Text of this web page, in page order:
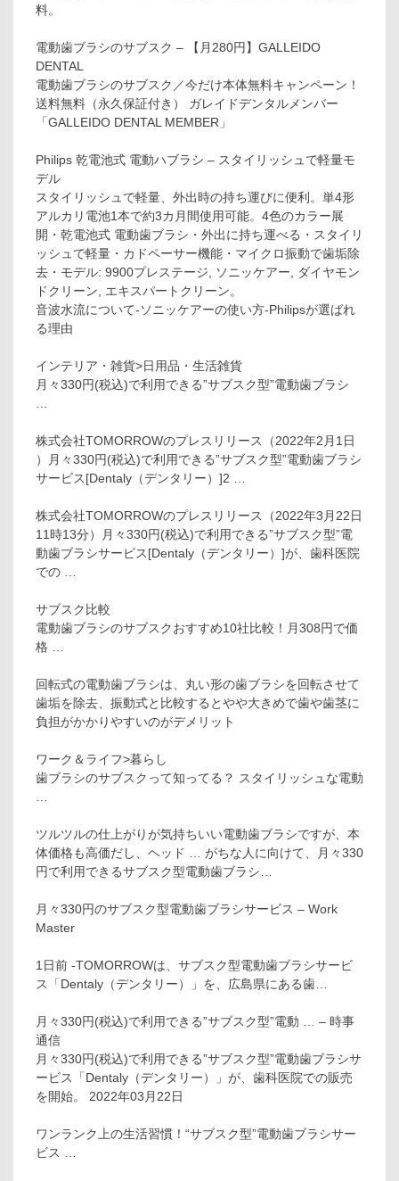
料。
電動歯ブラシのサブスク – 【月280円】GALLEIDO
DENTAL
電動歯ブラシのサブスク／今だけ本体無料キャンペーン！
送料無料（永久保証付き） ガレイドデンタルメンバー
「GALLEIDO DENTAL MEMBER」
Philips 乾電池式 電動ハブラシ – スタイリッシュで軽量モ
デル
スタイリッシュで軽量、外出時の持ち運びに便利。単4形
アルカリ電池1本で約3カ月間使用可能。4色のカラー展
開・乾電池式 電動歯ブラシ・外出に持ち運べる・スタイリ
ッシュで軽量・カドペーサー機能・マイクロ振動で歯垢除
去・モデル: 9900プレステージ, ソニッケアー, ダイヤモン
ドクリーン, エキスパートクリーン。
音波水流について-ソニッケアーの使い方-Philipsが選ばれ
る理由
インテリア・雑貨>日用品・生活雑貨
月々330円(税込)で利用できる”サブスク型”電動歯ブラシ
…
株式会社TOMORROWのプレスリリース（2022年2月1日
）月々330円(税込)で利用できる”サブスク型”電動歯ブラシ
サービス[Dentaly（デンタリー）]2 …
株式会社TOMORROWのプレスリリース（2022年3月22日
11時13分）月々330円(税込)で利用できる”サブスク型”電
動歯ブラシサービス[Dentaly（デンタリー）]が、歯科医院
での …
サブスク比較
電動歯ブラシのサブスクおすすめ10社比較！月308円で価
格 …
回転式の電動歯ブラシは、丸い形の歯ブラシを回転させて
歯垢を除去、振動式と比較するとやや大きめで歯や歯茎に
負担がかかりやすいのがデメリット
ワーク＆ライフ>暮らし
歯ブラシのサブスクって知ってる？ スタイリッシュな電動
…
ツルツルの仕上がりが気持ちいい電動歯ブラシですが、本
体価格も高価だし、ヘッド … がちな人に向けて、月々330
円で利用できるサブスク型電動歯ブラシ…
月々330円のサブスク型電動歯ブラシサービス – Work
Master
1日前 -TOMORROWは、サブスク型電動歯ブラシサービ
ス「Dentaly（デンタリー）」を、広島県にある歯…
月々330円(税込)で利用できる”サブスク型”電動 … – 時事
通信
月々330円(税込)で利用できる”サブスク型”電動歯ブラシサ
ービス「Dentaly（デンタリー）」が、歯科医院での販売
を開始。 2022年03月22日
ワンランク上の生活習慣！“サブスク型”電動歯ブラシサー
ビス …